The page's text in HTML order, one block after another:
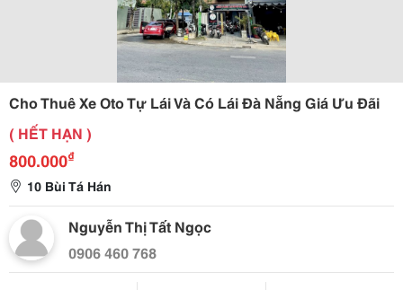
Cho Thuê Xe Oto Tự Lái Và Có Lái Đà Nẵng Giá Ưu Đãi
( HẾT HẠN )
800.000₫
10 Bùi Tá Hán
Nguyễn Thị Tất Ngọc
0906 460 768